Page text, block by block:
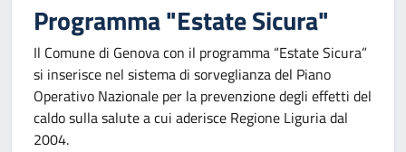
Programma "Estate Sicura"
Il Comune di Genova con il programma “Estate Sicura”
si inserisce nel sistema di sorveglianza del Piano
Operativo Nazionale per la prevenzione degli effetti del
caldo sulla salute a cui aderisce Regione Liguria dal
2004.